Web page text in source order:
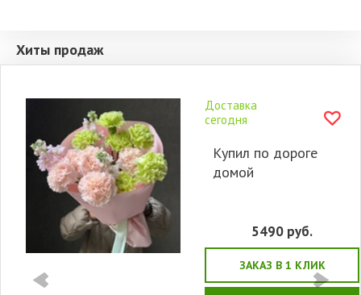
Хиты продаж
Доставка
сегодня
Купил по дороге
домой
5490 руб.
ЗАКАЗ В 1 КЛИК